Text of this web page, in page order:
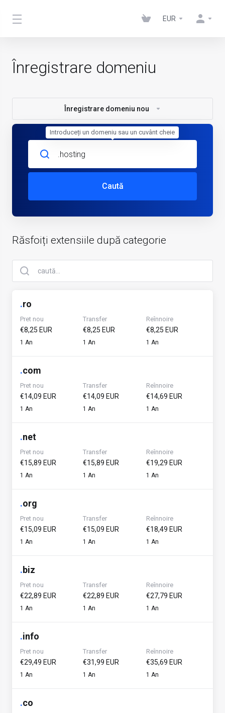
EUR
Înregistrare domeniu
Înregistrare domeniu nou
Caută
Răsfoiți extensiile după categorie
.ro
Pret nou
€8,25 EUR
1 An
Transfer
€8,25 EUR
1 An
Reînnoire
€8,25 EUR
1 An
.com
Pret nou
€14,09 EUR
1 An
Transfer
€14,09 EUR
1 An
Reînnoire
€14,69 EUR
1 An
.net
Pret nou
€15,89 EUR
1 An
Transfer
€15,89 EUR
1 An
Reînnoire
€19,29 EUR
1 An
.org
Pret nou
€15,09 EUR
1 An
Transfer
€15,09 EUR
1 An
Reînnoire
€18,49 EUR
1 An
.biz
Pret nou
€22,89 EUR
1 An
Transfer
€22,89 EUR
1 An
Reînnoire
€27,79 EUR
1 An
.info
Pret nou
€29,49 EUR
1 An
Transfer
€31,99 EUR
1 An
Reînnoire
€35,69 EUR
1 An
.co
Introduceți un domeniu sau un cuvânt cheie